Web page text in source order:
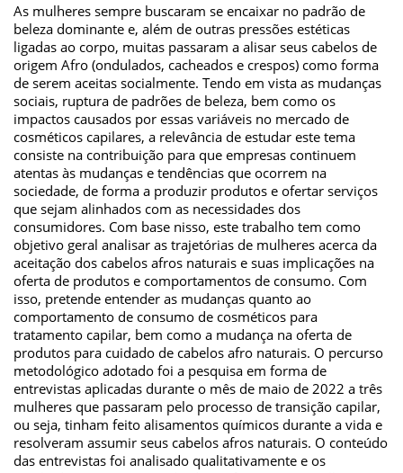
As mulheres sempre buscaram se encaixar no padrão de
beleza dominante e, além de outras pressões estéticas
ligadas ao corpo, muitas passaram a alisar seus cabelos de
origem Afro (ondulados, cacheados e crespos) como forma
de serem aceitas socialmente. Tendo em vista as mudanças
sociais, ruptura de padrões de beleza, bem como os
impactos causados por essas variáveis no mercado de
cosméticos capilares, a relevância de estudar este tema
consiste na contribuição para que empresas continuem
atentas às mudanças e tendências que ocorrem na
sociedade, de forma a produzir produtos e ofertar serviços
que sejam alinhados com as necessidades dos
consumidores. Com base nisso, este trabalho tem como
objetivo geral analisar as trajetórias de mulheres acerca da
aceitação dos cabelos afros naturais e suas implicações na
oferta de produtos e comportamentos de consumo. Com
isso, pretende entender as mudanças quanto ao
comportamento de consumo de cosméticos para
tratamento capilar, bem como a mudança na oferta de
produtos para cuidado de cabelos afro naturais. O percurso
metodológico adotado foi a pesquisa em forma de
entrevistas aplicadas durante o mês de maio de 2022 a três
mulheres que passaram pelo processo de transição capilar,
ou seja, tinham feito alisamentos químicos durante a vida e
resolveram assumir seus cabelos afros naturais. O conteúdo
das entrevistas foi analisado qualitativamente e os